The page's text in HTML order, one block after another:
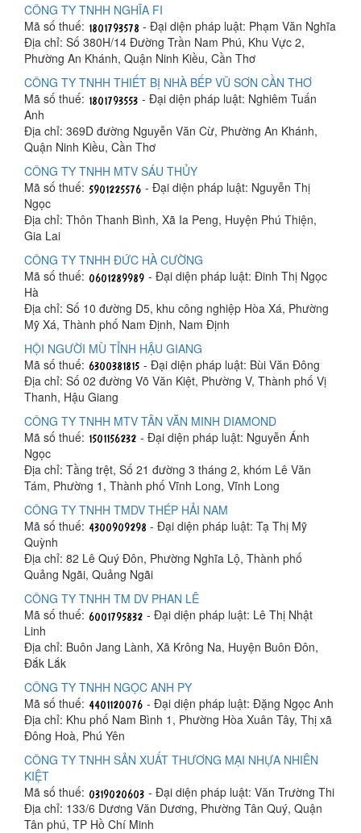
CÔNG TY TNHH NGHĨA FI
Mã số thuế:
- Đại diện pháp luật: Phạm Văn Nghĩa
Địa chỉ: Số 380H/14 Đường Trần Nam Phú, Khu Vực 2,
Phường An Khánh, Quận Ninh Kiều, Cần Thơ
CÔNG TY TNHH THIẾT BỊ NHÀ BẾP VŨ SƠN CẦN THƠ
Mã số thuế:
- Đại diện pháp luật: Nghiêm Tuấn
Anh
Địa chỉ: 369D đường Nguyễn Văn Cừ, Phường An Khánh,
Quận Ninh Kiều, Cần Thơ
CÔNG TY TNHH MTV SÁU THỦY
Mã số thuế:
- Đại diện pháp luật: Nguyễn Thị
Ngọc
Địa chỉ: Thôn Thanh Bình, Xã Ia Peng, Huyện Phú Thiện,
Gia Lai
CÔNG TY TNHH ĐỨC HÀ CƯỜNG
Mã số thuế:
- Đại diện pháp luật: Đinh Thị Ngọc
Hà
Địa chỉ: Số 10 đường D5, khu công nghiệp Hòa Xá, Phường
Mỹ Xá, Thành phố Nam Định, Nam Định
HỘI NGƯỜI MÙ TỈNH HẬU GIANG
Mã số thuế:
- Đại diện pháp luật: Bùi Văn Đông
Địa chỉ: Số 02 đường Võ Văn Kiệt, Phường V, Thành phố Vị
Thanh, Hậu Giang
CÔNG TY TNHH MTV TÂN VĂN MINH DIAMOND
Mã số thuế:
- Đại diện pháp luật: Nguyễn Ánh
Ngọc
Địa chỉ: Tầng trệt, Số 21 đường 3 tháng 2, khóm Lê Văn
Tám, Phường 1, Thành phố Vĩnh Long, Vĩnh Long
CÔNG TY TNHH TMDV THÉP HẢI NAM
Mã số thuế:
- Đại diện pháp luật: Tạ Thị Mỹ
Quỳnh
Địa chỉ: 82 Lê Quý Đôn, Phường Nghĩa Lộ, Thành phố
Quảng Ngãi, Quảng Ngãi
CÔNG TY TNHH TM DV PHAN LÊ
Mã số thuế:
- Đại diện pháp luật: Lê Thị Nhật
Linh
Địa chỉ: Buôn Jang Lành, Xã Krông Na, Huyện Buôn Đôn,
Đắk Lắk
CÔNG TY TNHH NGỌC ANH PY
Mã số thuế:
- Đại diện pháp luật: Đặng Ngọc Anh
Địa chỉ: Khu phố Nam Bình 1, Phường Hòa Xuân Tây, Thị xã
Đông Hoà, Phú Yên
CÔNG TY TNHH SẢN XUẤT THƯƠNG MẠI NHỰA NHIÊN
KIỆT
Mã số thuế:
- Đại diện pháp luật: Văn Trường Thi
Địa chỉ: 133/6 Dương Văn Dương, Phường Tân Quý, Quận
Tân phú, TP Hồ Chí Minh